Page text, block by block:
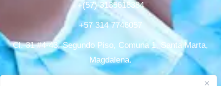
+(57) 3135618384
+57 314 7746057
Cl. 31 #4-43, Segundo Piso, Comuna 1, Santa Marta,
Magdalena.